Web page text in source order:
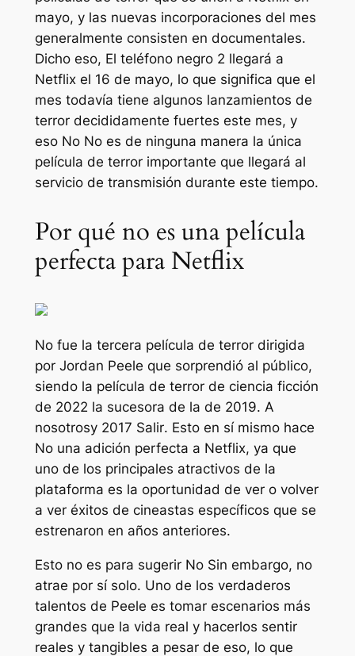
mayo, y las nuevas incorporaciones del mes
generalmente consisten en documentales.
Dicho eso, El teléfono negro 2 llegará a
Netflix el 16 de mayo, lo que significa que el
mes todavía tiene algunos lanzamientos de
terror decididamente fuertes este mes, y
eso NoNo es de ninguna manera la única
película de terror importante que llegará al
servicio de transmisión durante este tiempo.
Por qué no es una película
perfecta para Netflix
Nofue la tercera película de terror dirigida
por Jordan Peele que sorprendió al público,
siendo la película de terror de ciencia ficción
de 2022 la sucesora de la de 2019. A
nosotrosy 2017 Salir. Esto en sí mismo hace
No una adición perfecta a Netflix, ya que
uno de los principales atractivos de la
plataforma es la oportunidad de ver o volver
a ver éxitos de cineastas específicos que se
estrenaron en años anteriores.
Esto no es para sugerir NoSin embargo, no
atrae por sí solo. Uno de los verdaderos
talentos de Peele es tomar escenarios más
grandes que la vida real y hacerlos sentir
reales y tangibles a pesar de eso, lo que